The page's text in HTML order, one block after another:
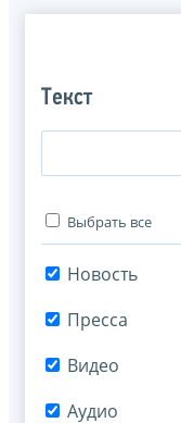
Текст
Выбрать все
Новость
Пресса
Видео
Аудио